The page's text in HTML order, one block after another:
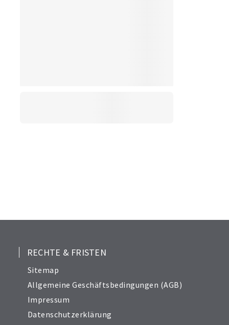
RECHTE & FRISTEN
Sitemap
Allgemeine Geschäftsbedingungen (AGB)
Impressum
Datenschutzerklärung